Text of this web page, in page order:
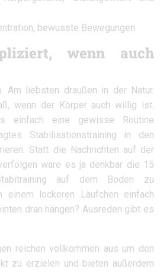
bewusste Bewegungen
wenn auch
Am liebsten draußen in der Natur.
wenn der Körper auch willig ist.
einfach eine gewisse Routine
Stabilisationstraining in den
Statt die Nachrichten auf der
wäre es ja denkbar die 15
auf dem Boden zu
einem lockeren Läufchen einfach
dran hängen? Ausreden gibt es
reichen vollkommen aus um den
zu erzielen und bieten außerdem